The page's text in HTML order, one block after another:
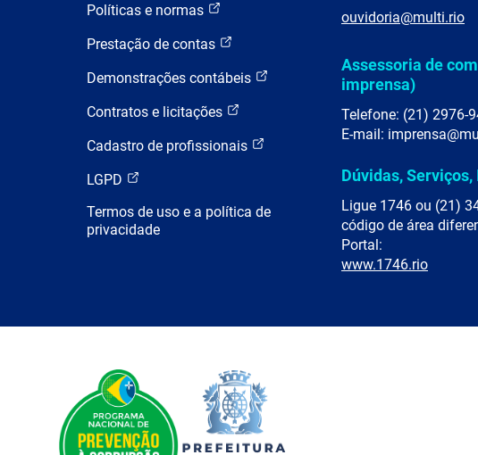
Políticas e normas
Prestação de contas
Demonstrações contábeis
Contratos e licitações
Cadastro de profissionais
LGPD
Termos de uso e a política de
privacidade
ouvidoria@multi.rio
Assessoria de
imprensa)
Telefone: (21) 2976-
E-mail:
Dúvidas,
Ligue 1746 ou (21)
código de área
Portal:
www.1746.rio